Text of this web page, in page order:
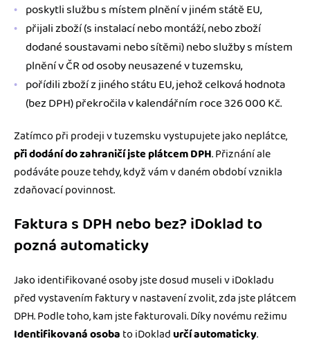
poskytli službu s místem plnění v jiném státě EU,
přijali zboží (s instalací nebo montáží, nebo zboží
dodané soustavami nebo sítěmi) nebo služby s místem
plnění v ČR od osoby neusazené v tuzemsku,
pořídili zboží z jiného státu EU, jehož celková hodnota
(bez DPH) překročila v kalendářním roce 326 000 Kč.
Zatímco při prodeji v tuzemsku vystupujete jako neplátce,
při dodání do zahraničí jste plátcem DPH. Přiznání ale
podáváte pouze tehdy, když vám v daném období vznikla
zdaňovací povinnost.
Faktura s DPH nebo bez? iDoklad to
pozná automaticky
Jako identifikované osoby jste dosud museli v iDokladu
před vystavením faktury v nastavení zvolit, zda jste plátcem
DPH. Podle toho, kam jste fakturovali. Díky novému režimu
Identifikovaná osoba to iDokladurčí automaticky.